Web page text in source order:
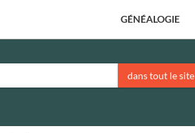
GÉNÉALOGIE
dans tout le site